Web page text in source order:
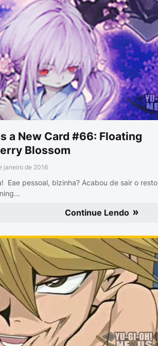
a New Card #66: Floating
Blossom
janeiro de 2016
Eae pessoal, blzinha? Acabou de sair o resto
Continue Lendo